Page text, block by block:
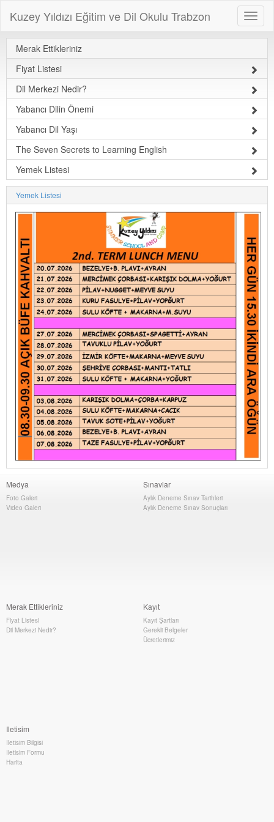
Kuzey Yıldızı Eğitim ve Dil Okulu Trabzon
Merak Ettikleriniz
Fiyat Listesi
Dil Merkezi Nedir?
Yabancı Dilin Önemi
Yabancı Dil Yaşı
The Seven Secrets to Learning English
Yemek Listesi
Yemek Listesi
Medya
Foto Galeri
Video Galeri
Sınavlar
Aylık Deneme Sınav Tarihleri
Aylık Deneme Sınav Sonuçları
Merak Ettikleriniz
Fiyat Listesi
Dil Merkezi Nedir?
Kayıt
Kayıt Şartları
Gerekli Belgeler
Ücretlerimiz
Iletisim
Iletisim Bilgisi
Iletisim Formu
Harita